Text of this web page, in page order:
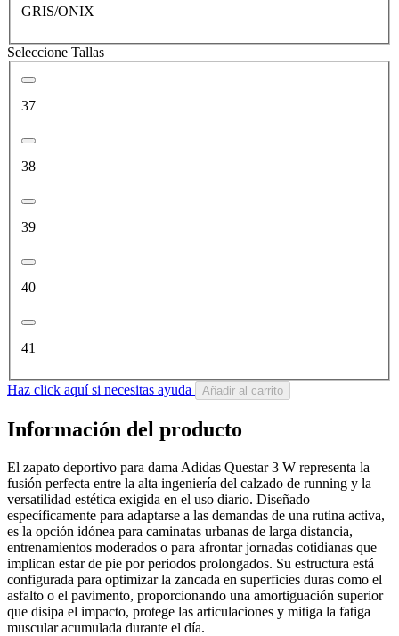
GRIS/ONIX
Seleccione Tallas
37
38
39
40
41
Haz click aquí si necesitas ayuda Añadir al carrito
Información del producto
El zapato deportivo para dama Adidas Questar 3 W representa la
fusión perfecta entre la alta ingeniería del calzado de running y la
versatilidad estética exigida en el uso diario. Diseñado
específicamente para adaptarse a las demandas de una rutina activa,
es la opción idónea para caminatas urbanas de larga distancia,
entrenamientos moderados o para afrontar jornadas cotidianas que
implican estar de pie por periodos prolongados. Su estructura está
configurada para optimizar la zancada en superficies duras como el
asfalto o el pavimento, proporcionando una amortiguación superior
que disipa el impacto, protege las articulaciones y mitiga la fatiga
muscular acumulada durante el día.